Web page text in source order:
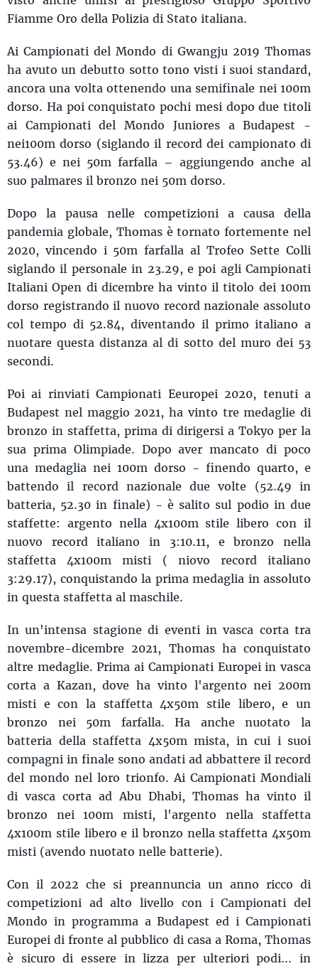
Fiamme Oro della Polizia di Stato italiana.
Ai Campionati del Mondo di Gwangju 2019 Thomas
ha avuto un debutto sotto tono visti i suoi standard,
ancora una volta ottenendo una semifinale nei 100m
dorso. Ha poi conquistato pochi mesi dopo due titoli
ai Campionati del Mondo Juniores a Budapest -
nei100m dorso (siglando il record dei campionato di
53.46) e nei 50m farfalla – aggiungendo anche al
suo palmares il bronzo nei 50m dorso.
Dopo la pausa nelle competizioni a causa della
pandemia globale, Thomas è tornato fortemente nel
2020, vincendo i 50m farfalla al Trofeo Sette Colli
siglando il personale in 23.29, e poi agli Campionati
Italiani Open di dicembre ha vinto il titolo dei 100m
dorso registrando il nuovo record nazionale assoluto
col tempo di 52.84, diventando il primo italiano a
nuotare questa distanza al di sotto del muro dei 53
secondi.
Poi ai rinviati Campionati Eeuropei 2020, tenuti a
Budapest nel maggio 2021, ha vinto tre medaglie di
bronzo in staffetta, prima di dirigersi a Tokyo per la
sua prima Olimpiade. Dopo aver mancato di poco
una medaglia nei 100m dorso - finendo quarto, e
battendo il record nazionale due volte (52.49 in
batteria, 52.30 in finale) - è salito sul podio in due
staffette: argento nella 4x100m stile libero con il
nuovo record italiano in 3:10.11, e bronzo nella
staffetta 4x100m misti ( niovo record italiano
3:29.17), conquistando la prima medaglia in assoluto
in questa staffetta al maschile.
In un'intensa stagione di eventi in vasca corta tra
novembre-dicembre 2021, Thomas ha conquistato
altre medaglie. Prima ai Campionati Europei in vasca
corta a Kazan, dove ha vinto l'argento nei 200m
misti e con la staffetta 4x50m stile libero, e un
bronzo nei 50m farfalla. Ha anche nuotato la
batteria della staffetta 4x50m mista, in cui i suoi
compagni in finale sono andati ad abbattere il record
del mondo nel loro trionfo. Ai Campionati Mondiali
di vasca corta ad Abu Dhabi, Thomas ha vinto il
bronzo nei 100m misti, l'argento nella staffetta
4x100m stile libero e il bronzo nella staffetta 4x50m
misti (avendo nuotato nelle batterie).
Con il 2022 che si preannuncia un anno ricco di
competizioni ad alto livello con i Campionati del
Mondo in programma a Budapest ed i Campionati
Europei di fronte al pubblico di casa a Roma, Thomas
è sicuro di essere in lizza per ulteriori podi... in